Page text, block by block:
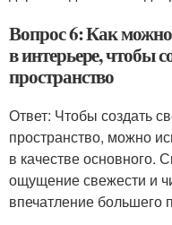
Вопрос 6: Как можно
в интерьере, чтобы
пространство
Ответ: Чтобы создать
пространство, можно
в качестве основного.
ощущение свежести и
впечатление большего